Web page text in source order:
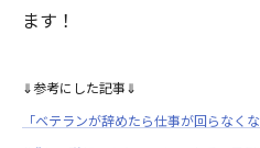
ます！
⇓参考にした記事⇓
「ベテランが辞めたら仕事が回らなく